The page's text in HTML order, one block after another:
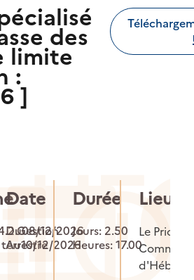
des
limite
:
]
Date
Du08/12/2026
Au10/12/2026
Durée
Jours: 2.50
Heures: 17.00
Lieu
Le